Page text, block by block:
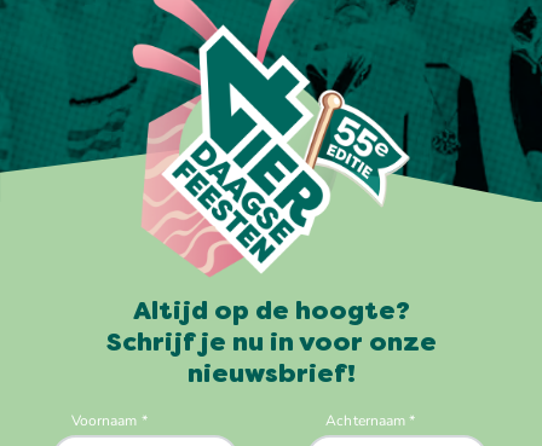
Altijd op de hoogte?
Schrijf je nu in voor onze
nieuwsbrief!